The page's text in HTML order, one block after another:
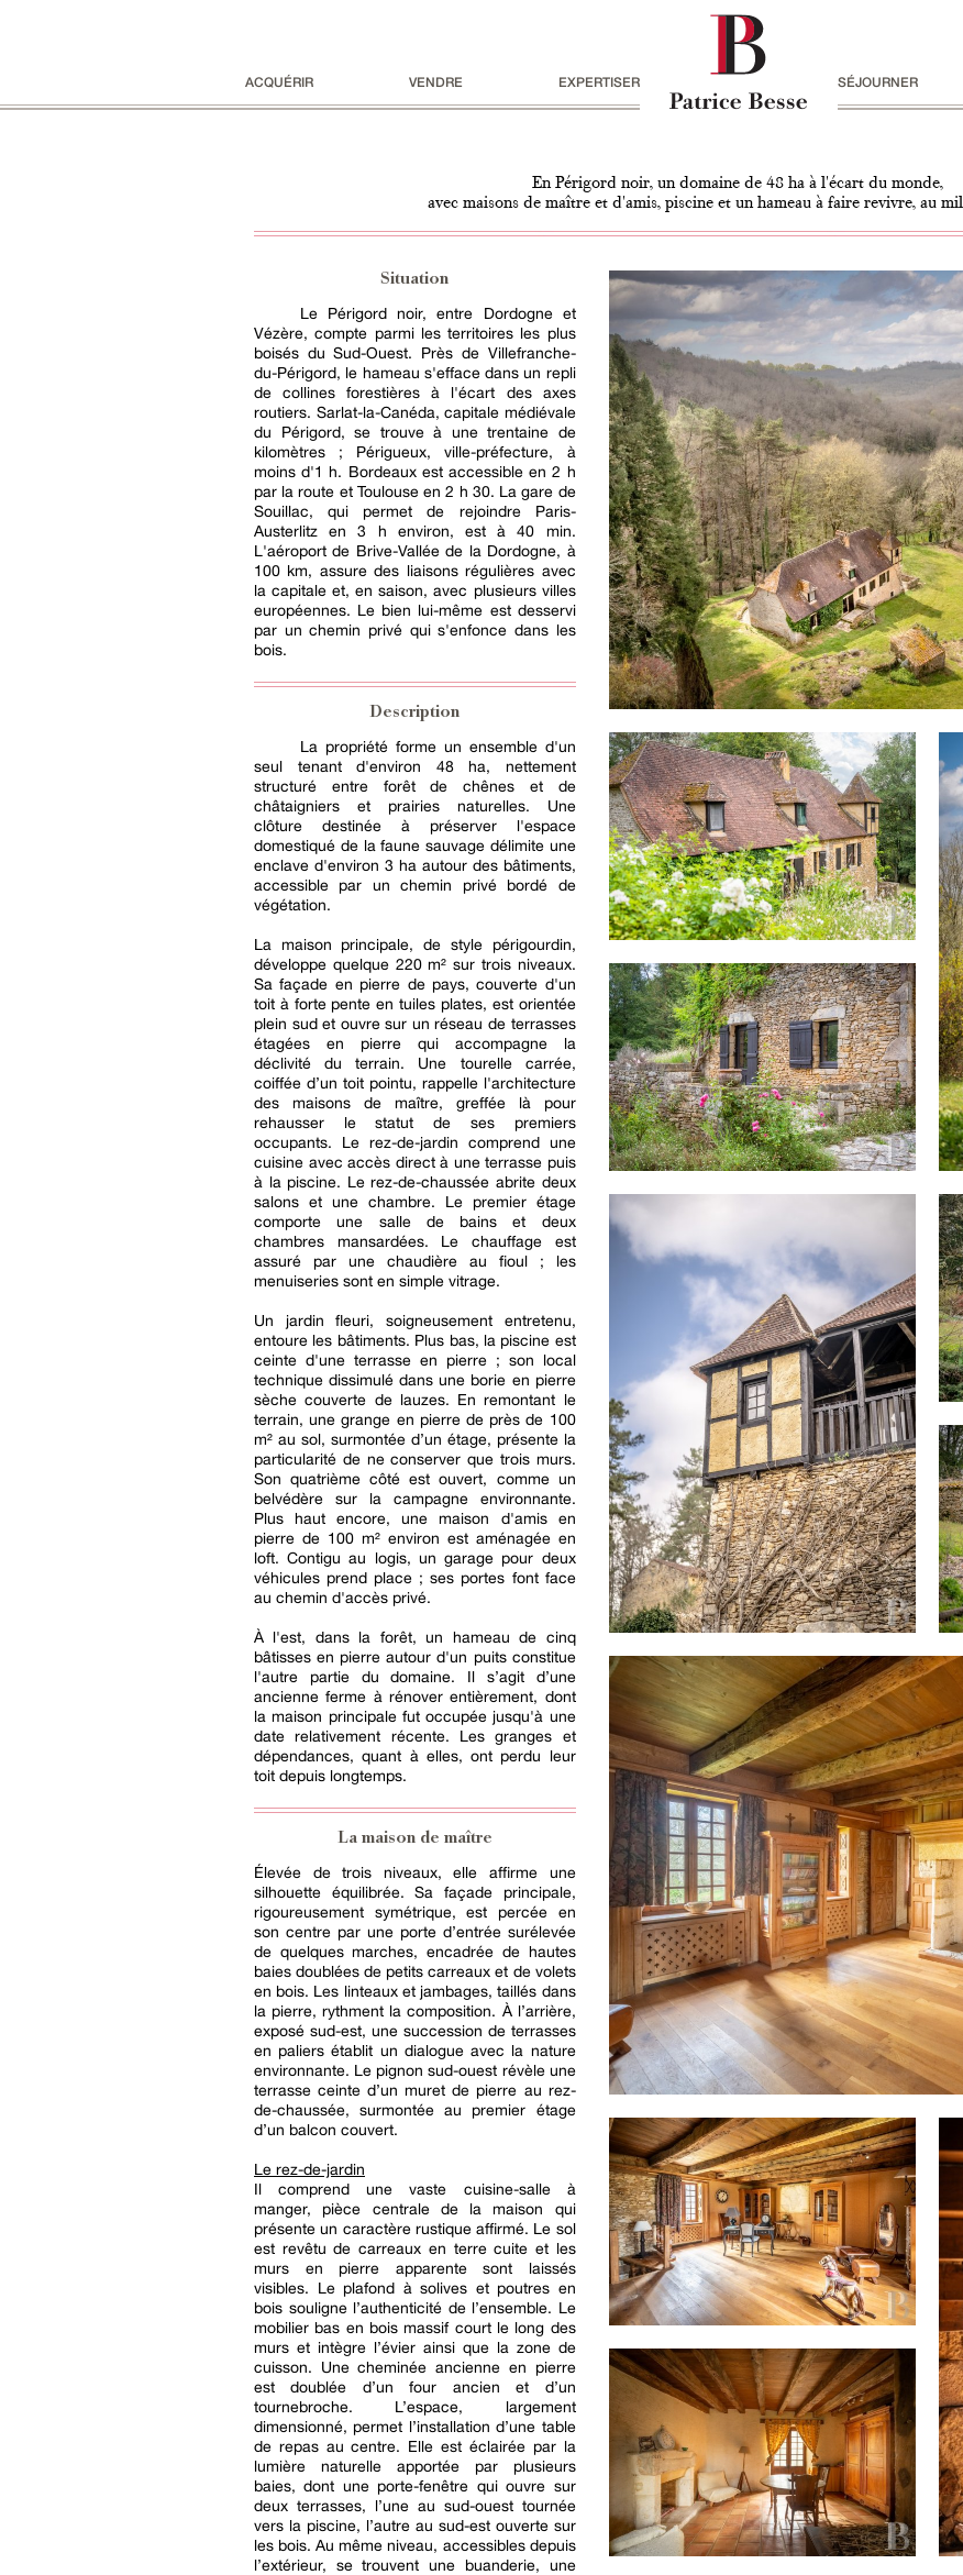
ACQUÉRIR VENDRE EXPERTISER SÉJOURNER
En Périgord noir, un domaine de 48 ha à l'écart du monde,
avec maisons de maître et d'amis, piscine et un hameau à faire revivre, au
Situation
Le Périgord noir, entre Dordogne et
Vézère, compte parmi les territoires les plus
boisés du Sud-Ouest. Près de Villefranche-
du-Périgord, le hameau s'efface dans un repli
de collines forestières à l'écart des axes
routiers. Sarlat-la-Canéda, capitale médiévale
du Périgord, se trouve à une trentaine de
kilomètres ; Périgueux, ville-préfecture, à
moins d'1 h. Bordeaux est accessible en 2 h
par la route et Toulouse en 2 h 30. La gare de
Souillac, qui permet de rejoindre Paris-
Austerlitz en 3 h environ, est à 40 min.
L'aéroport de Brive-Vallée de la Dordogne, à
100 km, assure des liaisons régulières avec
la capitale et, en saison, avec plusieurs villes
européennes. Le bien lui-même est desservi
par un chemin privé qui s'enfonce dans les
bois.
Description
La propriété forme un ensemble d'un
seul tenant d'environ 48 ha, nettement
structuré entre forêt de chênes et de
châtaigniers et prairies naturelles. Une
clôture destinée à préserver l'espace
domestiqué de la faune sauvage délimite une
enclave d'environ 3 ha autour des bâtiments,
accessible par un chemin privé bordé de
végétation.
La maison principale, de style périgourdin,
développe quelque 220 m² sur trois niveaux.
Sa façade en pierre de pays, couverte d'un
toit à forte pente en tuiles plates, est orientée
plein sud et ouvre sur un réseau de terrasses
étagées en pierre qui accompagne la
déclivité du terrain. Une tourelle carrée,
coiffée d’un toit pointu, rappelle l'architecture
des maisons de maître, greffée là pour
rehausser le statut de ses premiers
occupants. Le rez-de-jardin comprend une
cuisine avec accès direct à une terrasse puis
à la piscine. Le rez-de-chaussée abrite deux
salons et une chambre. Le premier étage
comporte une salle de bains et deux
chambres mansardées. Le chauffage est
assuré par une chaudière au fioul ; les
menuiseries sont en simple vitrage.
Un jardin fleuri, soigneusement entretenu,
entoure les bâtiments. Plus bas, la piscine est
ceinte d'une terrasse en pierre ; son local
technique dissimulé dans une borie en pierre
sèche couverte de lauzes. En remontant le
terrain, une grange en pierre de près de 100
m² au sol, surmontée d’un étage, présente la
particularité de ne conserver que trois murs.
Son quatrième côté est ouvert, comme un
belvédère sur la campagne environnante.
Plus haut encore, une maison d'amis en
pierre de 100 m² environ est aménagée en
loft. Contigu au logis, un garage pour deux
véhicules prend place ; ses portes font face
au chemin d'accès privé.
À l'est, dans la forêt, un hameau de cinq
bâtisses en pierre autour d'un puits constitue
l'autre partie du domaine. Il s’agit d’une
ancienne ferme à rénover entièrement, dont
la maison principale fut occupée jusqu'à une
date relativement récente. Les granges et
dépendances, quant à elles, ont perdu leur
toit depuis longtemps.
La maison de maître
Élevée de trois niveaux, elle affirme une
silhouette équilibrée. Sa façade principale,
rigoureusement symétrique, est percée en
son centre par une porte d’entrée surélevée
de quelques marches, encadrée de hautes
baies doublées de petits carreaux et de volets
en bois. Les linteaux et jambages, taillés dans
la pierre, rythment la composition. À l’arrière,
exposé sud-est, une succession de terrasses
en paliers établit un dialogue avec la nature
environnante. Le pignon sud-ouest révèle une
terrasse ceinte d’un muret de pierre au rez-
de-chaussée, surmontée au premier étage
d’un balcon couvert.
Le rez-de-jardin
Il comprend une vaste cuisine-salle à
manger, pièce centrale de la maison qui
présente un caractère rustique affirmé. Le sol
est revêtu de carreaux en terre cuite et les
murs en pierre apparente sont laissés
visibles. Le plafond à solives et poutres en
bois souligne l’authenticité de l’ensemble. Le
mobilier bas en bois massif court le long des
murs et intègre l’évier ainsi que la zone de
cuisson. Une cheminée ancienne en pierre
est doublée d’un four ancien et d’un
tournebroche. L’espace, largement
dimensionné, permet l’installation d’une table
de repas au centre. Elle est éclairée par la
lumière naturelle apportée par plusieurs
baies, dont une porte-fenêtre qui ouvre sur
deux terrasses, l’une au sud-ouest tournée
vers la piscine, l’autre au sud-est ouverte sur
les bois. Au même niveau, accessibles depuis
l’extérieur, se trouvent une buanderie, une